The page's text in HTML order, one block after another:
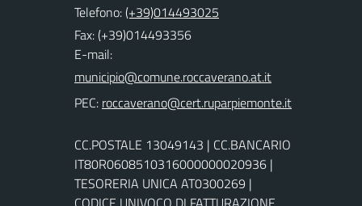
Telefono:(+39)014493025
Fax: (+39)014493356
E-mail:
PEC:
CC.POSTALE 13049143 | CC.BANCARIO
IT80R0608510316000000020936 |
TESORERIA UNICA AT0300269 |